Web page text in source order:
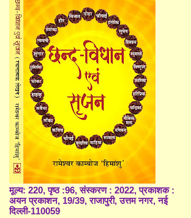
मूल्य: 220, पृष्ठ :96, संस्करण : 2022, प्रकाशक :
अयन प्रकाशन, 19/39, राजापुरी, उत्तम नगर, नई
दिल्ली-110059